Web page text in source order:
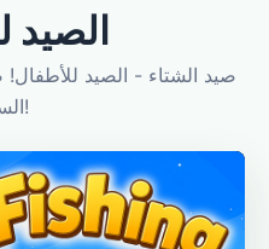
الصيد
صيد الشتاء - الصيد
السمك!